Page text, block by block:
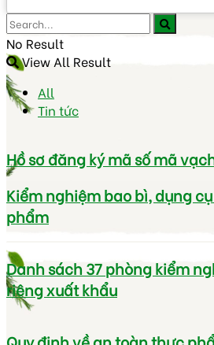
No Result
View All Result
All
Tin tức
Hồ sơ đăng ký mã số mã
Kiểm nghiệm bao bì, dụng
phẩm
Danh sách 37 phòng kiểm
riêng xuất khẩu